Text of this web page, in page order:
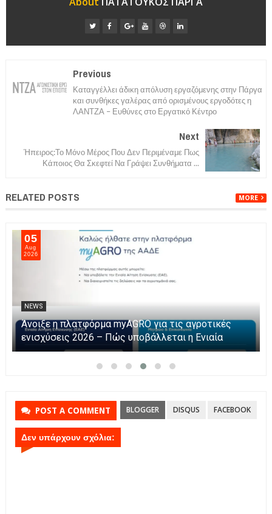
Previous
Καταγγέλλει άδικη απόλυση εργαζόμενης στην Πάργα
και συνθήκες γαλέρας από ορισμένους εργοδότες η
ΛΑΝΤΖΑ – Ευθύνες στο Εργατικό Κέντρο
Next
Ήπειρος:Το Μόνο Μέρος Που Δεν Περιμέναμε Πως
Κάποιος Θα Σκεφτεί Να Γράψει Συνθήματα ...
RELATED POSTS MORE
05
Aug
2026
NEWS
Η Καινοτομία στα ταξίδια μόνο στο Skarpos Tours
Parga
POST A COMMENT BLOGGER DISQUS FACEBOOK
Δεν υπάρχουν σχόλια: